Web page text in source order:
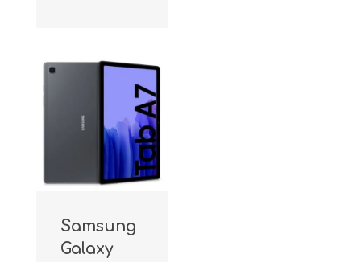
Samsung
Galaxy